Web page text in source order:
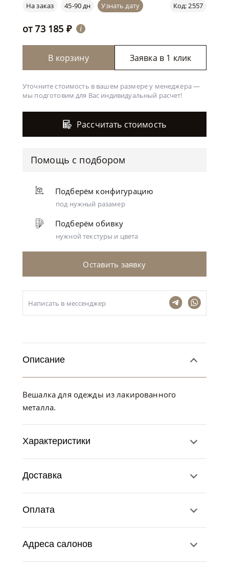
Код: 2557
На заказ 45-90 дн Узнать дату
от73 185 ₽ i
В корзину Заявка в 1 клик
Уточните стоимость в вашем размере у менеджера —
мы подготовим для Вас индивидуальный расчет!
Рассчитать стоимость
Помощь с подбором
Подберём конфигурацию
под нужный разамер
Подберём обивку
нужной текстуры и цвета
Оставить заявку
Написать в мессенджер
Описание
Вешалка для одежды из лакированного
металла.
Характеристики
Доставка
Оплата
Адреса салонов